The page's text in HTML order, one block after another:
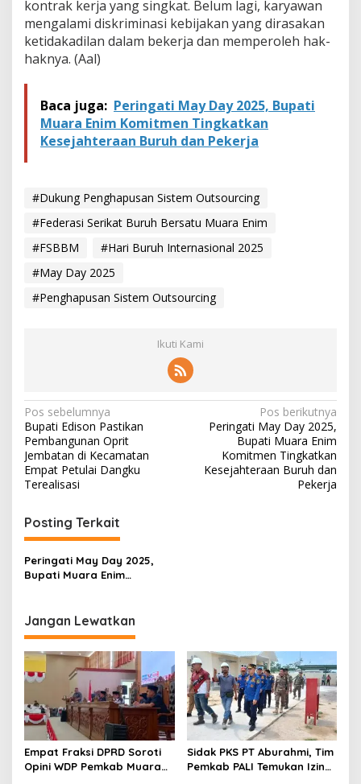
kontrak kerja yang singkat. Belum lagi, karyawan
mengalami diskriminasi kebijakan yang dirasakan
ketidakadilan dalam bekerja dan memperoleh hak-
haknya. (Aal)
Baca juga: Peringati May Day 2025, Bupati
Muara Enim Komitmen Tingkatkan
Kesejahteraan Buruh dan Pekerja
#Dukung Penghapusan Sistem Outsourcing
#Federasi Serikat Buruh Bersatu Muara Enim
#FSBBM
#Hari Buruh Internasional 2025
#May Day 2025
#Penghapusan Sistem Outsourcing
Ikuti Kami
N
a
v
i
a
s
i
o
s
Pos sebelumnya
Bupati Edison Pastikan
Pembangunan Oprit
Jembatan di Kecamatan
Empat Petulai Dangku
Terealisasi
Pos berikutnya
Peringati May Day 2025,
Bupati Muara Enim
Komitmen Tingkatkan
Kesejahteraan Buruh dan
Pekerja
Posting Terkait
Peringati May Day 2025,
Bupati Muara Enim
Pekerja
Jangan Lewatkan
Empat Fraksi DPRD Soroti
Opini WDP Pemkab Muara
Sidak PKS PT Aburahmi, Tim
Pemkab PALI Temukan Izin